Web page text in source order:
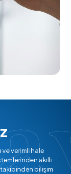
ve verimli hale
akıllı
bilişim